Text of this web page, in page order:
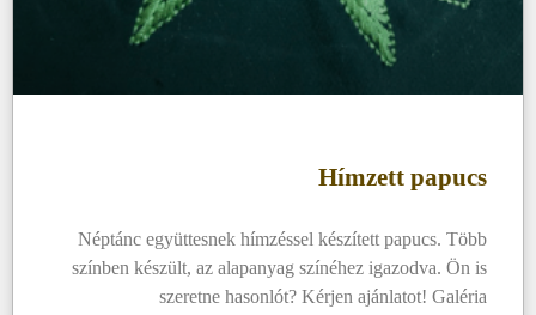
Hímzett papucs
Néptánc együttesnek hímzéssel készített papucs. Több
színben készült, az alapanyag színéhez igazodva. Ön is
szeretne hasonlót? Kérjen ajánlatot! Galéria